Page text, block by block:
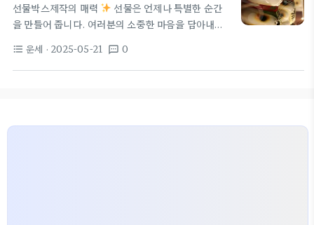
선물박스제작의 매력
선물은 언제나 특별한 순간
을 만들어 줍니다. 여러분의 소중한 마음을 담아내기
요? 그 답은 바로 "선물박스제작"입니다! A형박스나
커피포장박스처럼 특색 있는 박스를 제작하여 소중한
format_list_bulleted 운세 · 2025-05-21 textsms 0